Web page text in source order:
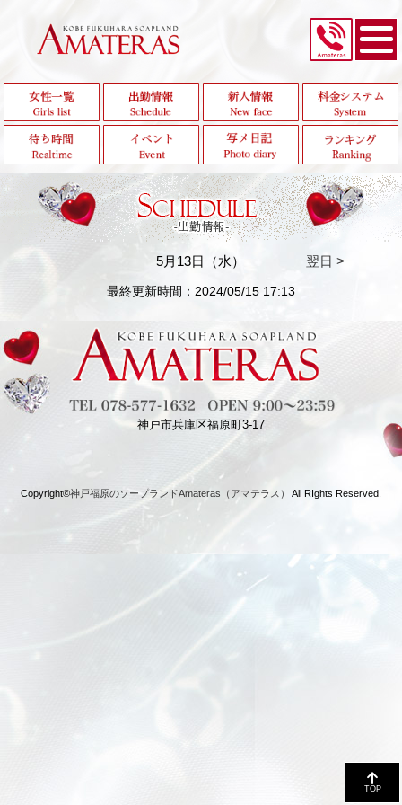
TOP
5月13日（水） 翌日 >
最終更新時間：2024/05/15 17:13
神戸市兵庫区福原町3-17
Copyright©神戸福原のソープランドAmateras（アマテラス） All RIghts Reserved.